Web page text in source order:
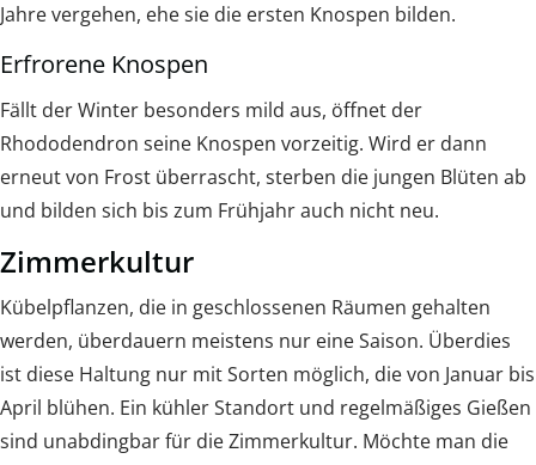
Jahre vergehen, ehe sie die ersten Knospen bilden.
Erfrorene Knospen
Fällt der Winter besonders mild aus, öffnet der
Rhododendron seine Knospen vorzeitig. Wird er dann
erneut von Frost überrascht, sterben die jungen Blüten ab
und bilden sich bis zum Frühjahr auch nicht neu.
Zimmerkultur
Kübelpflanzen, die in geschlossenen Räumen gehalten
werden, überdauern meistens nur eine Saison. Überdies
ist diese Haltung nur mit Sorten möglich, die von Januar bis
April blühen. Ein kühler Standort und regelmäßiges Gießen
sind unabdingbar für die Zimmerkultur. Möchte man die